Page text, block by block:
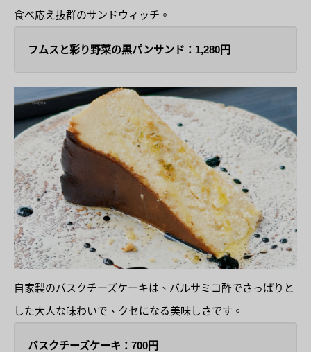
食べ応え抜群のサンドウィッチ。
フムスと彩り野菜の黒パンサンド：1,280円
自家製のバスクチーズケーキは、バルサミコ酢でさっぱりと
した大人な味わいで、クセになる美味しさです。
バスクチーズケーキ：700円